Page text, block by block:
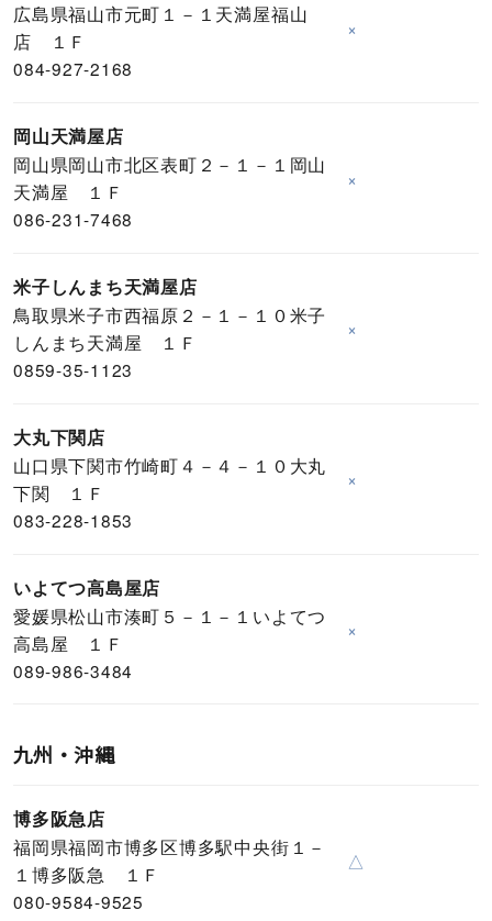
広島県福山市元町１－１天満屋福山
店 １Ｆ
084-927-2168
×
岡山天満屋店
岡山県岡山市北区表町２－１－１岡山
天満屋 １Ｆ
086-231-7468
×
米子しんまち天満屋店
鳥取県米子市西福原２－１－１０米子
しんまち天満屋 １Ｆ
0859-35-1123
×
大丸下関店
山口県下関市竹崎町４－４－１０大丸
下関 １Ｆ
083-228-1853
×
いよてつ高島屋店
愛媛県松山市湊町５－１－１いよてつ
高島屋 １Ｆ
089-986-3484
×
九州・沖縄
博多阪急店
福岡県福岡市博多区博多駅中央街１－
１博多阪急 １Ｆ
080-9584-9525
△